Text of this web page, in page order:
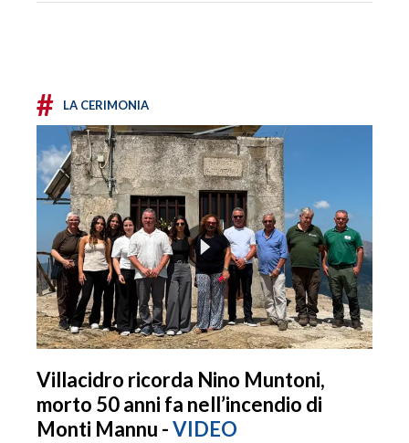
# LA CERIMONIA
Villacidro ricorda Nino Muntoni,
morto 50 anni fa nell’incendio di
Monti Mannu -VIDEO